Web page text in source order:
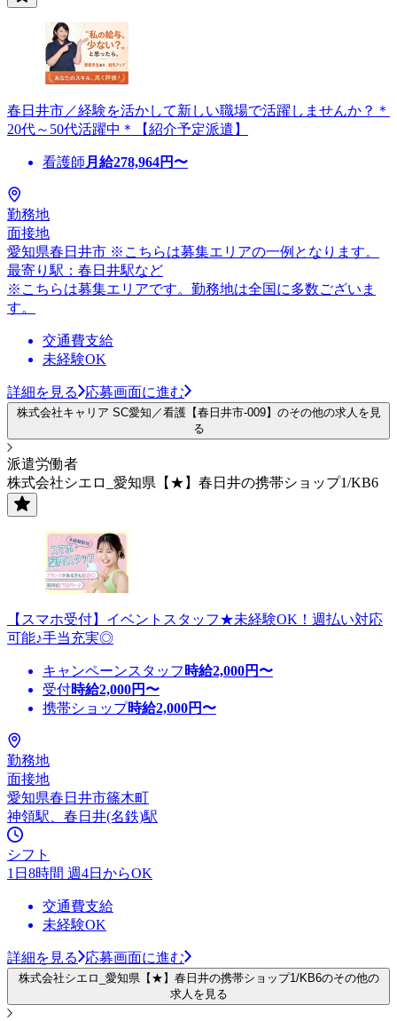
春日井市／経験を活かして新しい職場で活躍しませんか？＊
20代～50代活躍中＊【紹介予定派遣】
看護師 月給278,964円〜
勤務地
面接地
愛知県春日井市 ※こちらは募集エリアの一例となります。
最寄り駅：春日井駅など
※こちらは募集エリアです。勤務地は全国に多数ございま
す。
交通費支給
未経験OK
詳細を見る 応募画面に進む
株式会社キャリア SC愛知／看護【春日井市-009】のその他の求人を見
る
派遣労働者
株式会社シエロ_愛知県【★】春日井の携帯ショップ1/KB6
【スマホ受付】イベントスタッフ★未経験OK！週払い対応
可能♪手当充実◎
キャンペーンスタッフ 時給2,000円〜
受付時給2,000円〜
携帯ショップ時給2,000円〜
勤務地
面接地
愛知県春日井市篠木町
神領駅、春日井(名鉄)駅
シフト
1日8時間 週4日からOK
交通費支給
未経験OK
詳細を見る 応募画面に進む
株式会社シエロ_愛知県【★】春日井の携帯ショップ1/KB6のその他の
求人を見る